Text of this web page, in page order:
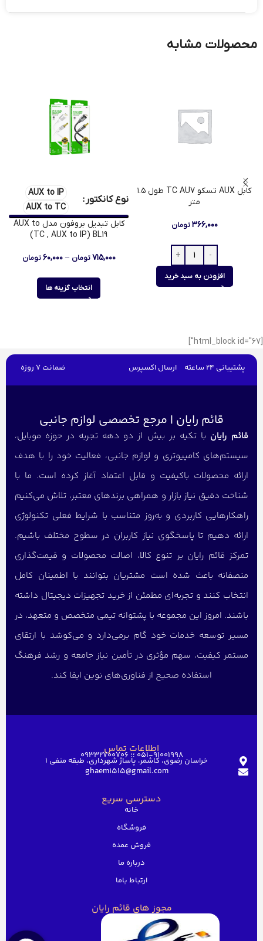
محصولات مشابه
کابل AUX تسکو TC AU7 طول ۱.۵
متر
۳۶۶,۰۰۰ تومان
افزودن به سبد خرید
نوع کانکتور
AUX to IP
AUX to TC
کابل تبدیل بروفون مدل AUX to
TC , AUX to IP) BL19)
۷۱۵,۰۰۰ تومان – ۶۰,۰۰۰ تومان
انتخاب گزینه ها
[html_block id="67"]
پشتیبانی 24 ساعته ارسال اکسپرس ضمانت 7 روزه
قائم رایان | مرجع تخصصی لوازم جانبی
قائم رایان با تکیه بر بیش از دو دهه تجربه در حوزه موبایل،
سیستم‌های کامپیوتری و لوازم جانبی، فعالیت خود را با هدف
ارائه محصولات باکیفیت و قابل اعتماد آغاز کرده است. ما با
شناخت دقیق نیاز بازار و همراهی برندهای معتبر، تلاش می‌کنیم
راهکارهایی کاربردی و به‌روز متناسب با شرایط فعلی تکنولوژی
ارائه دهیم تا پاسخگوی نیاز کاربران در سطوح مختلف باشیم.
تمرکز قائم رایان بر تنوع کالا، اصالت محصولات و قیمت‌گذاری
منصفانه باعث شده است مشتریان بتوانند با اطمینان کامل
انتخاب کنند و تجربه‌ای مطمئن از خرید تجهیزات دیجیتال داشته
باشند. امروز این مجموعه با پشتوانه تیمی متخصص و متعهد، در
مسیر توسعه خدمات خود گام برمی‌دارد و می‌کوشد با ارتقای
مستمر کیفیت، سهم مؤثری در تأمین نیاز جامعه و رشد فرهنگ
استفاده صحیح از فناوری‌های نوین ایفا کند.
اطلاعات تماس051-91001998 ؛؛ 09332700706
خراسان رضوی، کاشمر، پاساژ شهرداری، طبقه منفی ۱
ghaem1515@gmail.com
دسترسی سریع
خانه
فروشگاه
فروش عمده
درباره ما
ارتباط باما
مجوز های قائم رایان